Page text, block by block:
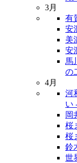
3月
有
安
美
安
馬
の
4月
河
い
岡
桜
桜
鈴
世